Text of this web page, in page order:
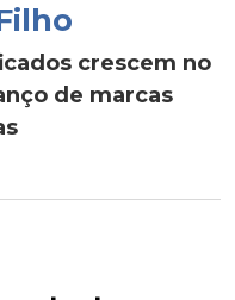
crescem no
de marcas